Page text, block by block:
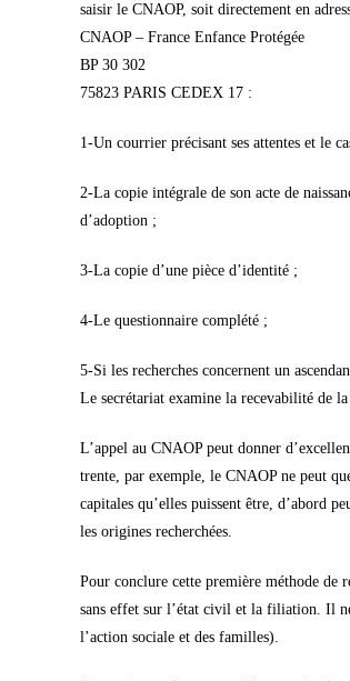
saisir le CNAOP, soit directement en
CNAOP – France Enfance Protégée
BP 30 302
75823 PARIS CEDEX 17 :
1-Un courrier précisant ses attentes et le
2-La copie intégrale de son acte de
d’adoption ;
3-La copie d’une pièce d’identité ;
4-Le questionnaire complété ;
5-Si les recherches concernent un
Le secrétariat examine la recevabilité de
L’appel au CNAOP peut donner
trente, par exemple, le CNAOP ne peut
capitales qu’elles puissent être, d’abord
les origines recherchées.
Pour conclure cette première méthode de
sans effet sur l’état civil et la filiation. Il
l’action sociale et des familles).